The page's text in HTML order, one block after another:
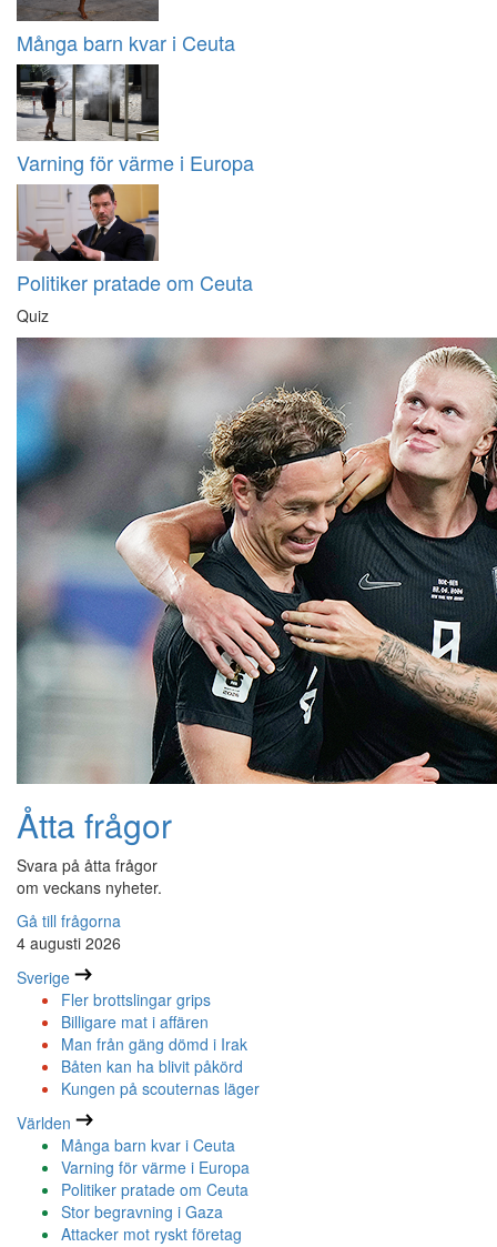
Många barn kvar i Ceuta
Varning för värme i Europa
Politiker pratade om Ceuta
Quiz
Åtta frågor
Svara på åtta frågor
om veckans nyheter.
Gå till frågorna
4 augusti 2026
Sverige
Fler brottslingar grips
Billigare mat i affären
Man från gäng dömd i Irak
Båten kan ha blivit påkörd
Kungen på scouternas läger
Världen
Många barn kvar i Ceuta
Varning för värme i Europa
Politiker pratade om Ceuta
Stor begravning i Gaza
Attacker mot ryskt företag